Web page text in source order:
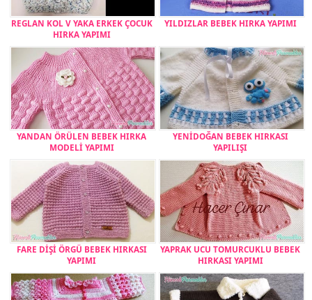
REGLAN KOL V YAKA ERKEK ÇOCUK
HIRKA YAPIMI
YILDIZLAR BEBEK HIRKA YAPIMI
YANDAN ÖRÜLEN BEBEK HIRKA
MODELİ YAPIMI
YENİDOĞAN BEBEK HIRKASI
YAPILIŞI
FARE DİŞİ ÖRGÜ BEBEK HIRKASI
YAPIMI
YAPRAK UCU TOMURCUKLU BEBEK
HIRKASI YAPIMI